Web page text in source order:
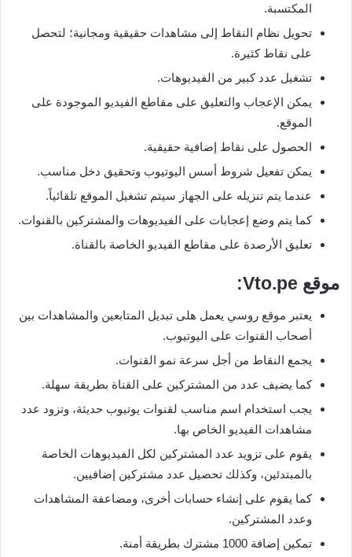
المكتسبة.
تحويل نظام النقاط إلى مشاهدات حقيقية ومجانية؛ لتحصل
على نقاط كثيرة.
تشغيل عدد كبير من الفيديوهات.
يمكن الإعجاب والتعليق على مقاطع الفيديو الموجودة على
الموقع.
الحصول على نقاط إضافية حقيقية.
يمكن تفعيل شروط أسس اليوتيوب وتحقيق دخل مناسب.
عندما يتم تنزيله على الجهاز سيتم تشغيل الموقع تلقائياً.
كما يتم وضع إعجابات على الفيديوهات والمشتركين بالقنوات.
تعليق الأرصدة على مقاطع الفيديو الخاصة بالقناة.
موقع Vto.pe
:
يعتبر موقع روسي يعمل هلى تبديل المتابعين والمشاهدات بين
أصحاب القنوات على اليوتيوب.
يجمع النقاط من أجل سرعة نمو القنوات.
كما يضيف عدد من المشتركين على القناة بطريقة سهلة.
يجب استخدام اسم مناسب لقنوات يوتيوب حديثة، وتزود عدد
مشاهدات الفيديو الخاص بها.
يقوم على تزويد عدد المشتركين لكل الفيديوهات الخاصة
بالمبتدئين، وكذلك تحصيل عدد مشتركين إضافيين.
كما يقوم على إنشاء حسابات أخرى، ومضاعفة المشاهدات
وعدد المشتركين.
تمكين إضافة 1000 مشترك بطريقة أمنة.